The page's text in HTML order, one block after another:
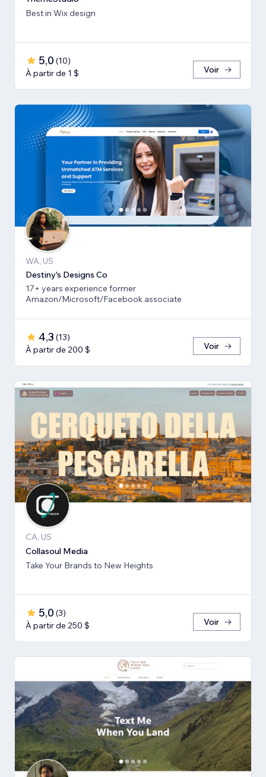
Best in Wix design
5,0 (10)
À partir de 1 $
Voir
WA, US
Destiny's Designs Co
17+ years experience former
Amazon/Microsoft/Facebook associate
4,3 (13)
À partir de 200 $
Voir
CA, US
Collasoul Media
Take Your Brands to New Heights
5,0 (3)
À partir de 250 $
Voir